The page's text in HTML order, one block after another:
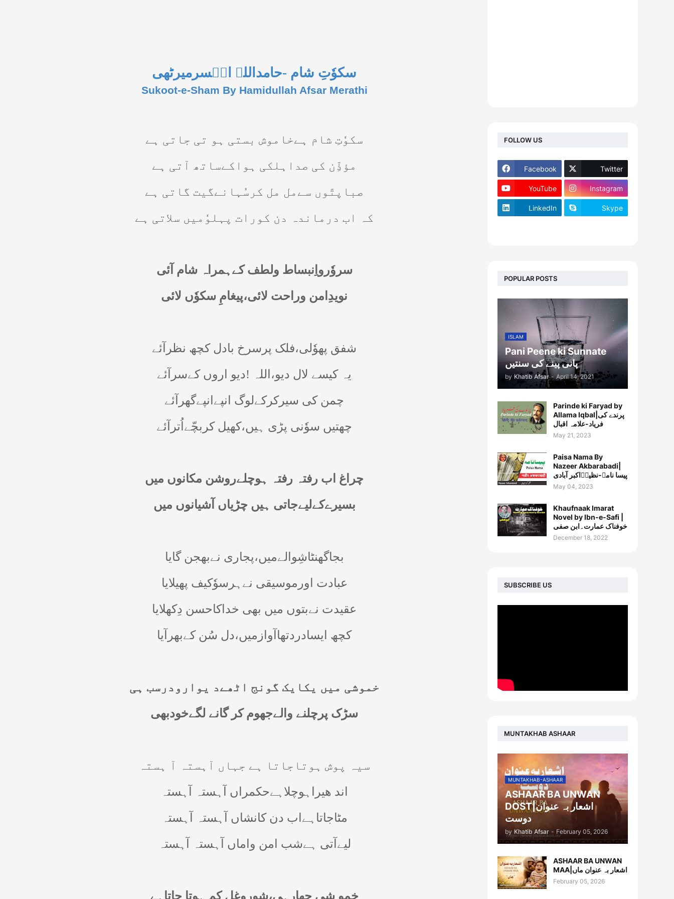
سکوٗتِ شام -حامداللہ افؔسرمیرٹھی
Sukoot-e-Sham By Hamidullah Afsar Merathi
سکوٗتِ شام ہےخاموش بستی ہو تی جاتی ہے
مؤذِّن کی صداہلکی ہواکےساتھ آتی ہے
صباپتّوں سےمل مل کرسُہانےگیت گاتی ہے
کہ اب درماندہ دن کورات پہلوٗمیں سلاتی ہے
سروٗرواِنبساط ولطف کےہمراہ شام آئی
نویدِامن وراحت لائی،پیغامِ سکوٗں لائی
شفق پھوٗلی،فلک پرسرخ بادل کچھ نظرآئے
یہ کیسے لال دیو،اللہ !دیو اروں کےسرآئے
چمن کی سیرکرکےلوگ انپےانپےگھرآئے
چھتیں سوٗنی پڑی ہیں،کھیل کربچّےاُترآئے
چراغ اب رفتہ رفتہ ہوچلےروشن مکانوں میں
بسیرےکےلیےجاتی ہیں چڑیاں آشیانوں میں
بجاگھنٹاشِوالےمیں،پجاری نےبھجن گایا
عبادت اورموسیقی نےہرسوٗکیف پھیلایا
عقیدت نےبتوں میں بھی خداکاحسن دِکھلایا
کچھ ایسادردتھاآوازمیں،دل سُن کےبھرآیا
خموشی میں یکایک گونج اٹھےد یوارودرسب ہی
سڑک پرچلنے والےجھوم کر گانے لگےخودبھی
سیہ پوش ہوتاجاتا ہے جہاں آہستہ آ ہستہ
اند ھیراہوچلاہےحکمراں آہستہ آہستہ
مٹاجاتاہےاب دن کانشاں آہستہ آہستہ
لیےآتی ہےشب امن واماں آہستہ آہستہ
خمو شی چھارہی،شوروغل کم ہوتا جاتاہے
FOLLOW US
Facebook Twitter
YouTube Instagram
LinkedIn Skype
POPULAR POSTS
ISLAM
Pani Peene ki Sunnate
پانی پینے کی سنتیں
by Khatib Afsar - April 14, 2021
Parinde ki Faryad by
Allama Iqbal|پرندے کی
فریاد-علامہ اقبال
May 21, 2023
Paisa Nama By
Nazeer Akbarabadi|
پیسا نامہ-نظیرؔاکبر آبادی
May 04, 2023
Khaufnaak Imarat
Novel by Ibn-e-Safi |
خوفناک عمارت۔ابن صفی
December 18, 2022
SUBSCRIBE US
MUNTAKHAB ASHAAR
MUNTAKHAB-ASHAAR
ASHAAR BA UNWAN
DOST|اشعار بہ عنوان
دوست
by Khatib Afsar - February 05, 2026
ASHAAR BA UNWAN
MAA|اشعار بہ عنوان ماں
February 05, 2026